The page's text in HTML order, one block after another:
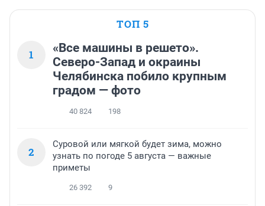
ТОП 5
1
«Все машины в решето».
Северо-Запад и окраины
Челябинска побило крупным
градом — фото
40 824 198
2
Суровой или мягкой будет зима, можно
узнать по погоде 5 августа — важные
приметы
26 392 9